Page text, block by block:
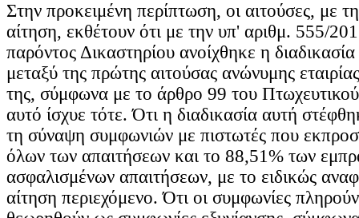
Στην προκειμένη περίπτωση, οι αιτούσες, με
αίτηση, εκθέτουν ότι με την υπ' αριθμ. 555/
παρόντος Δικαστηρίου ανοίχθηκε η
μεταξύ της πρώτης αιτούσας ανώνυμης
της, σύμφωνα με το άρθρο 99 του
αυτό ίσχυε τότε. Ότι η διαδικασία αυτή
τη σύναψη συμφωνιών με πιστωτές που
όλων των απαιτήσεων και το 88,51% των
ασφαλισμένων απαιτήσεων, με το ειδικώς
αίτηση περιεχόμενο. Ότι οι συμφωνίες